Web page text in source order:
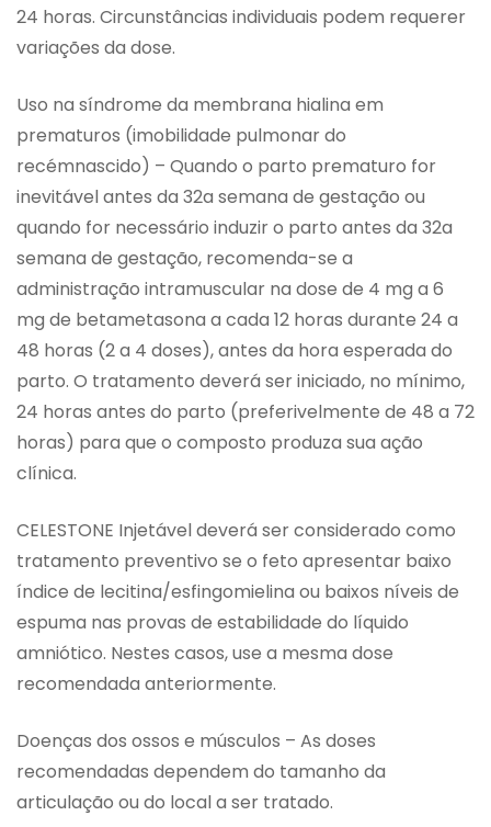
24 horas. Circunstâncias individuais podem requerer
variações da dose.
Uso na síndrome da membrana hialina em
prematuros (imobilidade pulmonar do
recémnascido) – Quando o parto prematuro for
inevitável antes da 32a semana de gestação ou
quando for necessário induzir o parto antes da 32a
semana de gestação, recomenda-se a
administração intramuscular na dose de 4 mg a 6
mg de betametasona a cada 12 horas durante 24 a
48 horas (2 a 4 doses), antes da hora esperada do
parto. O tratamento deverá ser iniciado, no mínimo,
24 horas antes do parto (preferivelmente de 48 a 72
horas) para que o composto produza sua ação
clínica.
CELESTONE Injetável deverá ser considerado como
tratamento preventivo se o feto apresentar baixo
índice de lecitina/esfingomielina ou baixos níveis de
espuma nas provas de estabilidade do líquido
amniótico. Nestes casos, use a mesma dose
recomendada anteriormente.
Doenças dos ossos e músculos – As doses
recomendadas dependem do tamanho da
articulação ou do local a ser tratado.